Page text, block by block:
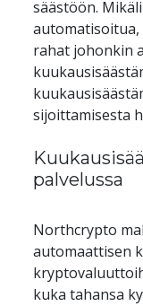
säästöön.
automatisoitua,
rahat johonkin
palvelussa
Northcrypto
automaattisen
kuka tahansa